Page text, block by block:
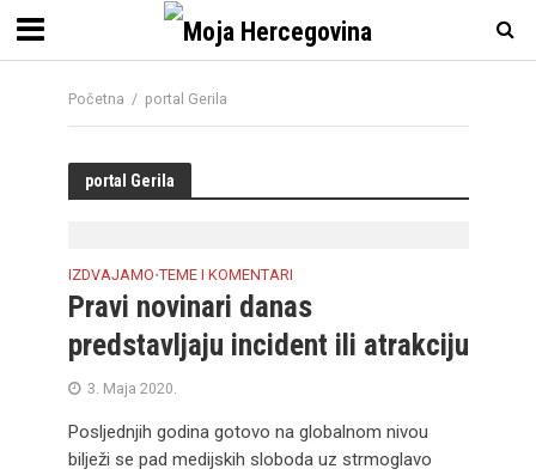
Početna / portal Gerila
portal Gerila
IZDVAJAMO•TEME I KOMENTARI
Pravi novinari danas
predstavljaju incident ili atrakciju
3. Maja 2020.
Posljednjih godina gotovo na globalnom nivou
bilježi se pad medijskih sloboda uz strmoglavo